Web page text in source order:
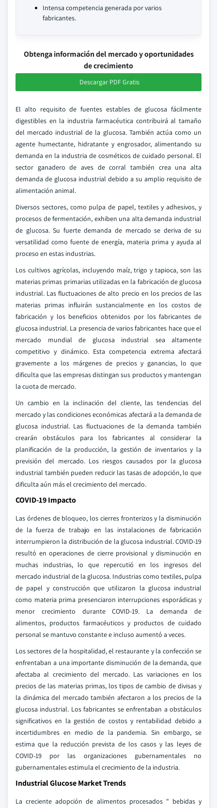
Intensa competencia generada por varios
fabricantes.
Obtenga información del mercado y oportunidades
de crecimiento
Descargar PDF Gratis
El alto requisito de fuentes estables de glucosa fácilmente
digestibles en la industria farmacéutica contribuirá al tamaño
del mercado industrial de la glucosa. También actúa como un
agente humectante, hidratante y engrosador, alimentando su
demanda en la industria de cosméticos de cuidado personal. El
sector ganadero de aves de corral también crea una alta
demanda de glucosa industrial debido a su amplio requisito de
alimentación animal.
Diversos sectores, como pulpa de papel, textiles y adhesivos, y
procesos de fermentación, exhiben una alta demanda industrial
de glucosa. Su fuerte demanda de mercado se deriva de su
versatilidad como fuente de energía, materia prima y ayuda al
proceso en estas industrias.
Los cultivos agrícolas, incluyendo maíz, trigo y tapioca, son las
materias primas primarias utilizadas en la fabricación de glucosa
industrial. Las fluctuaciones de alto precio en los precios de las
materias primas influirán sustancialmente en los costos de
fabricación y los beneficios obtenidos por los fabricantes de
glucosa industrial. La presencia de varios fabricantes hace que el
mercado mundial de glucosa industrial sea altamente
competitivo y dinámico. Esta competencia extrema afectará
gravemente a los márgenes de precios y ganancias, lo que
dificulta que las empresas distingan sus productos y mantengan
la cuota de mercado.
Un cambio en la inclinación del cliente, las tendencias del
mercado y las condiciones económicas afectará a la demanda de
glucosa industrial. Las fluctuaciones de la demanda también
crearán obstáculos para los fabricantes al considerar la
planificación de la producción, la gestión de inventarios y la
previsión del mercado. Los riesgos causados por la glucosa
industrial también pueden reducir las tasas de adopción, lo que
dificulta aún más el crecimiento del mercado.
COVID-19 Impacto
Las órdenes de bloqueo, los cierres fronterizos y la disminución
de la fuerza de trabajo en las instalaciones de fabricación
interrumpieron la distribución de la glucosa industrial. COVID-19
resultó en operaciones de cierre provisional y disminución en
muchas industrias, lo que repercutió en los ingresos del
mercado industrial de la glucosa. Industrias como textiles, pulpa
de papel y construcción que utilizaron la glucosa industrial
como materia prima presenciaron interrupciones esporádicas y
menor crecimiento durante COVID-19. La demanda de
alimentos, productos farmacéuticos y productos de cuidado
personal se mantuvo constante e incluso aumentó a veces.
Los sectores de la hospitalidad, el restaurante y la confección se
enfrentaban a una importante disminución de la demanda, que
afectaba al crecimiento del mercado. Las variaciones en los
precios de las materias primas, los tipos de cambio de divisas y
la dinámica del mercado también afectaron a los precios de la
glucosa industrial. Los fabricantes se enfrentaban a obstáculos
significativos en la gestión de costos y rentabilidad debido a
incertidumbres en medio de la pandemia. Sin embargo, se
estima que la reducción prevista de los casos y las leyes de
COVID-19 por las organizaciones gubernamentales no
gubernamentales estimula el crecimiento de la industria.
Industrial Glucose Market Trends
La creciente adopción de alimentos procesados " bebidas y